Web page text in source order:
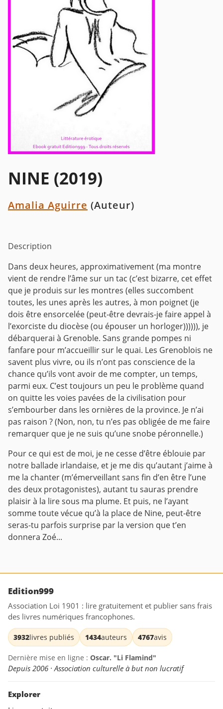
NINE (2019)
Amalia Aguirre (Auteur)
Description
Dans deux heures, approximativement (ma montre
vient de rendre l’âme sur un tac (c’est bizarre, cet effet
que je produis sur les montres (elles succombent
toutes, les unes après les autres, à mon poignet (je
dois être ensorcelée (peut-être devrais-je faire appel à
l’exorciste du diocèse (ou épouser un horloger)))))), je
débarquerai à Grenoble. Sans grande pompes ni
fanfare pour m’accueillir sur le quai. Les Grenoblois ne
savent plus vivre, ou ils n’ont pas conscience de la
chance qu’ils vont avoir de me compter, un temps,
parmi eux. C’est toujours un peu le problème quand
on quitte les voies pavées de la civilisation pour
s’embourber dans les ornières de la province. Je n’ai
pas raison ?(Non, non, tu n’es pas obligée de me faire
remarquer que je ne suis qu’une snobe péronnelle.)
Pour ce qui est de moi, je ne cesse d’être éblouie par
notre ballade irlandaise, et je me dis qu’autant j’aime à
me la chanter (m’émerveillant sans fin d’en être l’une
des deux protagonistes), autant tu sauras prendre
plaisir à la lire sous ma plume. Et puis, ne l’ayant
somme toute vécue qu’à la place de Nine, peut-être
seras-tu parfois surprise par la version que t’en
donnera Zoé...
Edition999
Association Loi 1901 : lire gratuitement et publier sans frais
des livres numériques francophones.
3932livres publiés 1434auteurs 4767avis
Dernière mise en ligne : Oscar. "Li Flamind"
Depuis 2006 · Association culturelle à but non lucratif
Explorer